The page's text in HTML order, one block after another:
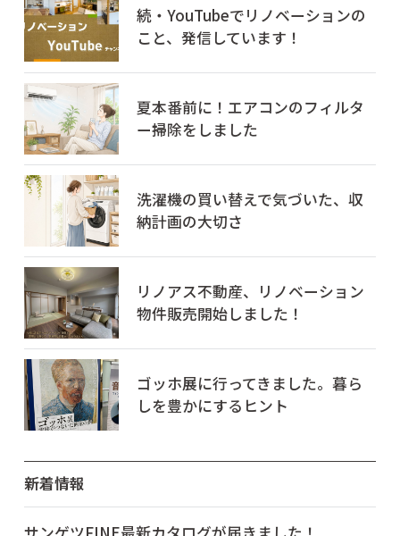
続・YouTubeでリノベーションの
こと、発信しています！
夏本番前に！エアコンのフィルタ
ー掃除をしました
洗濯機の買い替えで気づいた、収
納計画の大切さ
リノアス不動産、リノベーション
物件販売開始しました！
ゴッホ展に行ってきました。暮ら
しを豊かにするヒント
新着情報